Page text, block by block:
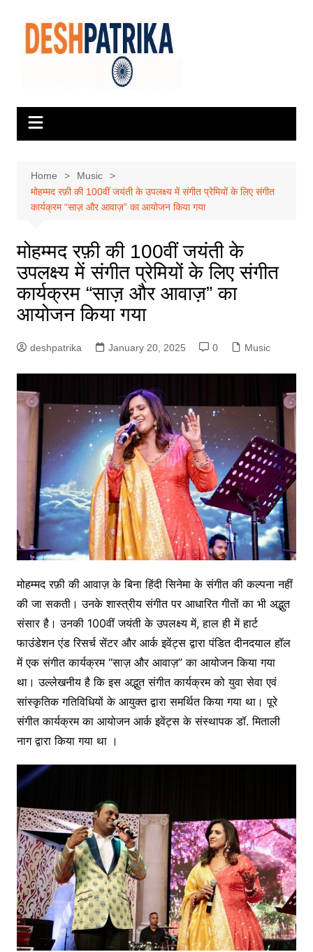
content
Home
Music
मोहम्मद रफ़ी की 100वीं जयंती के उपलक्ष्य में संगीत प्रेमियों के लिए संगीत
कार्यक्रम “साज़ और आवाज़” का आयोजन किया गया
मोहम्मद रफ़ी की 100वीं जयंती के
उपलक्ष्य में संगीत प्रेमियों के लिए संगीत
कार्यक्रम “साज़ और आवाज़” का
आयोजन किया गया
deshpatrika January 20, 2025 0 Music
मोहम्मद रफ़ी की आवाज़ के बिना हिंदी सिनेमा के संगीत की कल्पना नहीं
की जा सकती। उनके शास्त्रीय संगीत पर आधारित गीतों का भी अद्भुत
संसार है। उनकी 100वीं जयंती के उपलक्ष्य में, हाल ही में हार्ट
फाउंडेशन एंड रिसर्च सेंटर और आर्क इवेंट्स द्वारा पंडित दीनदयाल हॉल
में एक संगीत कार्यक्रम “साज़ और आवाज़” का आयोजन किया गया
था। उल्लेखनीय है कि इस अद्भुत संगीत कार्यक्रम को युवा सेवा एवं
सांस्कृतिक गतिविधियों के आयुक्त द्वारा समर्थित किया गया था। पूरे
संगीत कार्यक्रम का आयोजन आर्क इवेंट्स के संस्थापक डॉ. मिताली
नाग द्वारा किया गया था ।